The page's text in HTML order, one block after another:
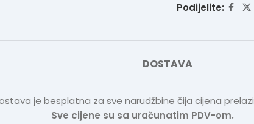
Podijelite:
DOSTAVA
je besplatna za sve narudžbine čija cijena prelazi
Sve cijene su sa uračunatim PDV-om.